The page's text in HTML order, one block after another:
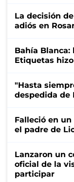
La decisión
adiós en
Bahía Blanca:
Etiquetas
"Hasta
despedida de
Falleció en
el padre de
Lanzaron un
oficial de la
participar